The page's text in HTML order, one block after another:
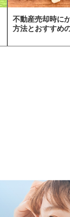
不動産売却時に
方法とおすすめ